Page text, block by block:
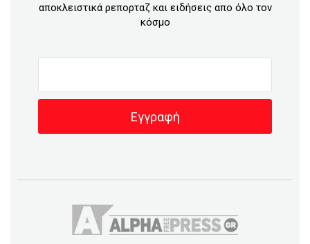
αποκλειστικά ρεπορταζ και ειδήσεις απο όλο τον
κόσμο